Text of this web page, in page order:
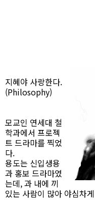
지혜야 사랑한다.
(Philosophy)
모교인 연세대 철
학과에서 프로젝
트 드라마를 찍었
다.
용도는 신입생용
과 홍보 드라마였
는데, 과 내에 끼
있는 사람이 많아 야심차